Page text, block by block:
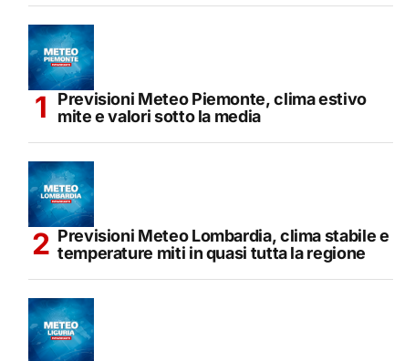
Previsioni Meteo Piemonte, clima estivo
mite e valori sotto la media
Previsioni Meteo Lombardia, clima stabile e
temperature miti in quasi tutta la regione